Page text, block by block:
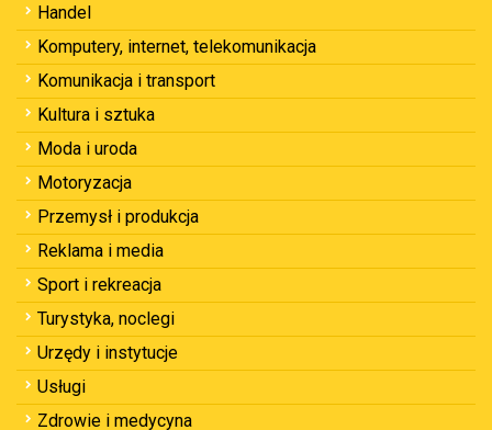
Handel
Komputery, internet, telekomunikacja
Komunikacja i transport
Kultura i sztuka
Moda i uroda
Motoryzacja
Przemysł i produkcja
Reklama i media
Sport i rekreacja
Turystyka, noclegi
Urzędy i instytucje
Usługi
Zdrowie i medycyna